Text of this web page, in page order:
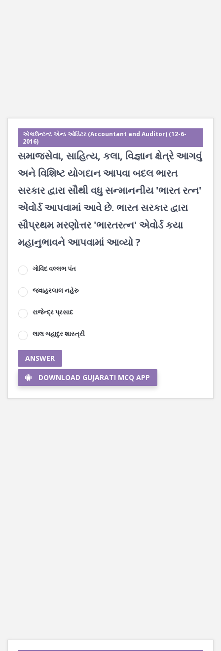
એકાઉન્ટન્ટ એન્ડ ઓડિટર (Accountant and Auditor) (12-6-
2016)
સમાજસેવા, સાહિત્ય, કલા, વિજ્ઞાન ક્ષેત્રે આગવું
અને વિશિષ્ટ યોગદાન આપવા બદલ ભારત
સરકાર દ્વારા સૌથી વધુ સન્માનનીય 'ભારત રત્ન'
એવોર્ડ આપવામાં આવે છે. ભારત સરકાર દ્વારા
સૌપ્રથમ મરણોત્તર 'ભારતરત્ન' એવોર્ડ કયા
મહાનુભાવને આપવામાં આવ્યો ?
ગોવિંદ વલ્લભ પંત
જવાહરલાલ નહેરુ
રાજેન્દ્ર પ્રસાદ
લાલ બહાદુર શાસ્ત્રી
ANSWER
DOWNLOAD GUJARATI MCQ APP